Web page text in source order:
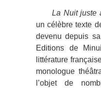
La Nuit juste
un célèbre texte
devenu depuis
Editions de
littérature
monologue
l’objet de